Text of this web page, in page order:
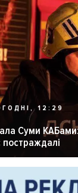
12:29
Суми